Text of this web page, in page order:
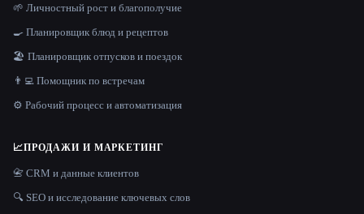
🌱 Личностный рост и благополучие
🍳 Планировщик блюд и рецептов
🏖 Планировщик отпусков и поездок
👨‍💻 Помощник по встречам
⚙️ Рабочий процесс и автоматизация
📈ПРОДАЖИ И МАРКЕТИНГ
📇 CRM и данные клиентов
🔍 SEO и исследование ключевых слов